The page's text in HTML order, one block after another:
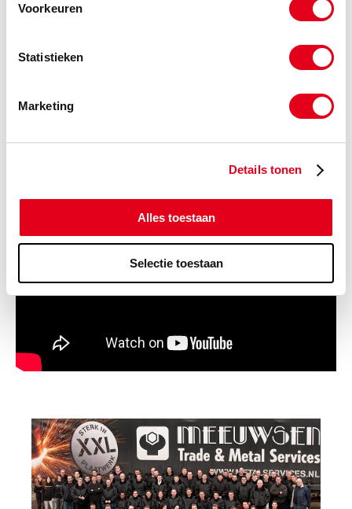
Voorkeuren
Statistieken
Marketing
Details tonen
Alles toestaan
Selectie toestaan
Verspaning aanvraag